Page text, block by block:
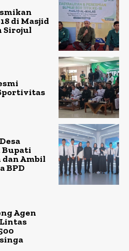
di Masjid
Sirojul
Bupati
Ambil
BPD
Agen